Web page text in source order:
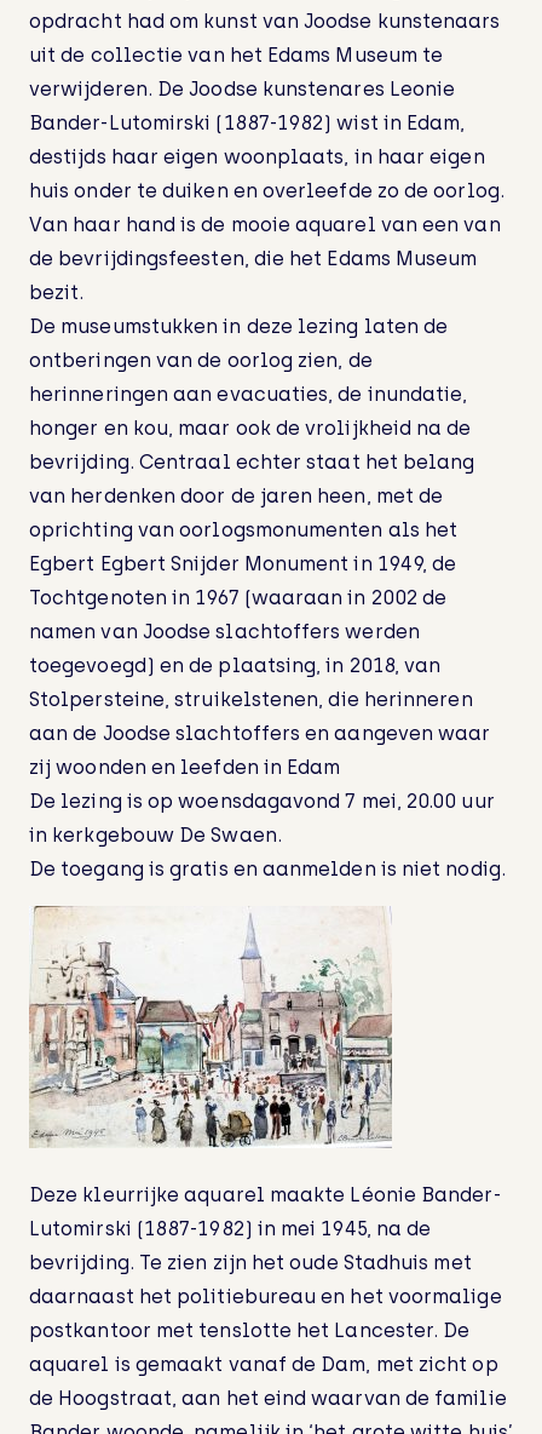
opdracht had om kunst van Joodse kunstenaars
uit de collectie van het Edams Museum te
verwijderen. De Joodse kunstenares Leonie
Bander-Lutomirski (1887-1982) wist in Edam,
destijds haar eigen woonplaats, in haar eigen
huis onder te duiken en overleefde zo de oorlog.
Van haar hand is de mooie aquarel van een van
de bevrijdingsfeesten, die het Edams Museum
bezit.
De museumstukken in deze lezing laten de
ontberingen van de oorlog zien, de
herinneringen aan evacuaties, de inundatie,
honger en kou, maar ook de vrolijkheid na de
bevrijding. Centraal echter staat het belang
van herdenken door de jaren heen, met de
oprichting van oorlogsmonumenten als het
Egbert Egbert Snijder Monument in 1949, de
Tochtgenoten in 1967 (waaraan in 2002 de
namen van Joodse slachtoffers werden
toegevoegd) en de plaatsing, in 2018, van
Stolpersteine, struikelstenen, die herinneren
aan de Joodse slachtoffers en aangeven waar
zij woonden en leefden in Edam
De lezing is op woensdagavond 7 mei, 20.00 uur
in kerkgebouw De Swaen.
De toegang is gratis en aanmelden is niet nodig.
Deze kleurrijke aquarel maakte Léonie Bander-
Lutomirski (1887-1982) in mei 1945, na de
bevrijding. Te zien zijn het oude Stadhuis met
daarnaast het politiebureau en het voormalige
postkantoor met tenslotte het Lancester. De
aquarel is gemaakt vanaf de Dam, met zicht op
de Hoogstraat, aan het eind waarvan de familie